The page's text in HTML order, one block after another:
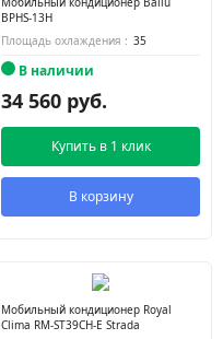
BPHS-13H
Площадь охлаждения : 35
В наличии
34 560 руб.
Купить в 1 клик
В корзину
Мобильный кондиционер Royal
Clima RM-ST39CH-E Strada